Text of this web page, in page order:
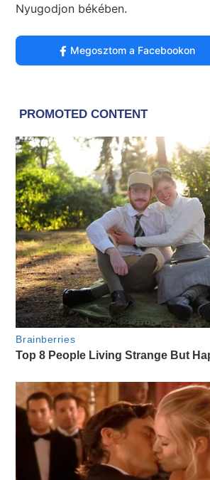
Nyugodjon békében.
Megosztom a Facebookon